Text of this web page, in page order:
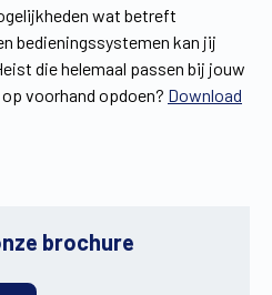
wat betreft
bedieningssystemen kan jij
die helemaal passen bij jouw
voorhand opdoen? Download
brochure